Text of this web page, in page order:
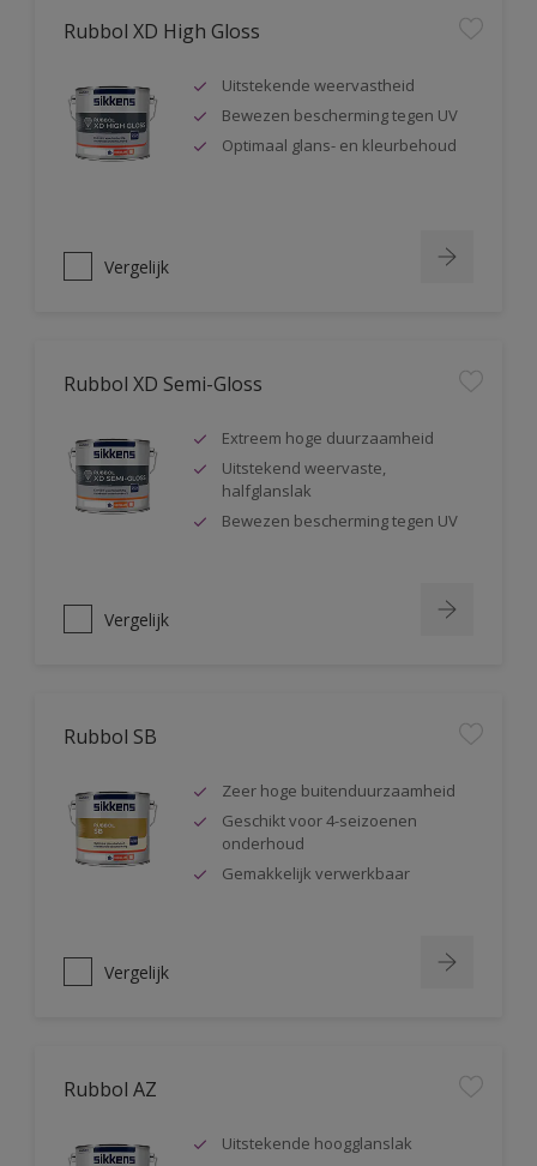
Rubbol XD High Gloss
Uitstekende weervastheid
Bewezen bescherming tegen UV
Optimaal glans- en kleurbehoud
Vergelijk
Rubbol XD Semi-Gloss
Extreem hoge duurzaamheid
Uitstekend weervaste,
halfglanslak
Bewezen bescherming tegen UV
Vergelijk
Rubbol SB
Zeer hoge buitenduurzaamheid
Geschikt voor 4-seizoenen
onderhoud
Gemakkelijk verwerkbaar
Vergelijk
Rubbol AZ
Uitstekende hoogglanslak